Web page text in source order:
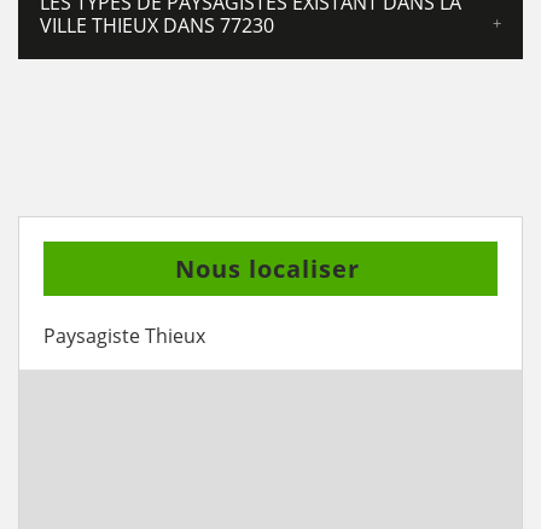
VILLE THIEUX DANS 77230
Nous localiser
Paysagiste Thieux